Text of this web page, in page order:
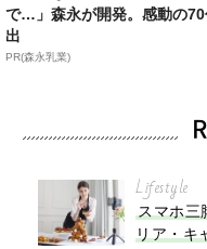
で…」森永が開発。感動の
出
PR(森永乳業)
Lifestyle
スマホ三
リア・キ